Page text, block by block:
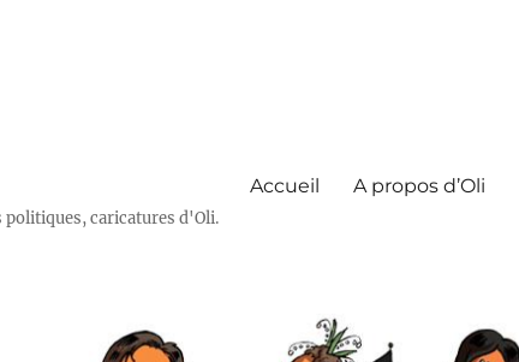
caricatures d'Oli.
Accueil A propos d’Oli